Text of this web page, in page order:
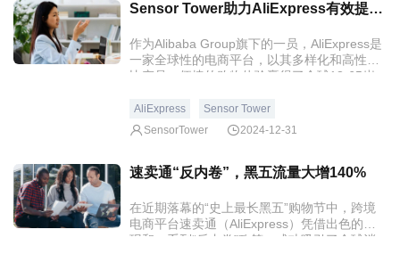
Sensor Tower助力AliExpress有效提升自然新增和商店评分
作为Alibaba Group旗下的一员，AliExpress是
一家全球性的电商平台，以其多样化和高性价
比产品、便捷的购物体验赢得了全球18-65岁
AliExpress
Sensor Tower
SensorTower
2024-12-31
速卖通“反内卷”，黑五流量大增140%
在近期落幕的“史上最长黑五”购物节中，跨境
电商平台速卖通（AliExpress）凭借出色的表
现和一系列“反内卷”政策，成功吸引了全球消